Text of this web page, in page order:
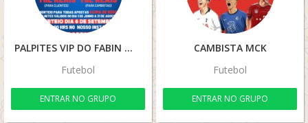
PALPITES VIP DO FABIN 🍀🚀⚽🏆
Futebol
ENTRAR NO GRUPO
CAMBISTA MCK
Futebol
ENTRAR NO GRUPO